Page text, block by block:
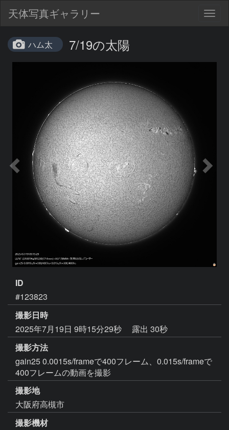
天体写真ギャラリー
ハム太 7/19の太陽
ID
#123823
撮影日時
2025年7月19日 9時15分29秒
露出 30秒
撮影方法
gain25 0.0015s/frameで400フレーム、0.015s/frameで
400フレームの動画を撮影
撮影地
大阪府高槻市
撮影機材